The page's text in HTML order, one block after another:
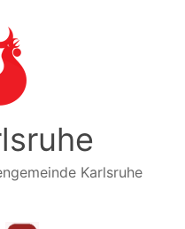
Karlsruhe